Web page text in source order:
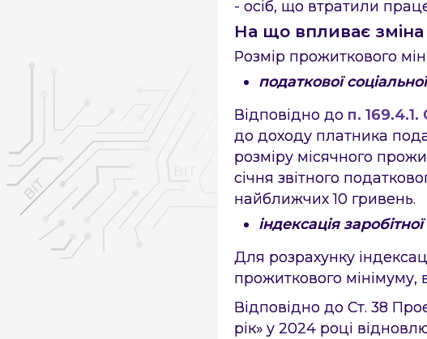
- осіб, що втратили
На що впливає
Розмір прожиткового
податкової
Відповідно до п.
до доходу платника
розміру місячного
січня звітного
найближчих 10 гривень.
індексація
Для розрахунку
прожиткового мінімуму,
Відповідно до Ст. 38
рік» у 2024 році